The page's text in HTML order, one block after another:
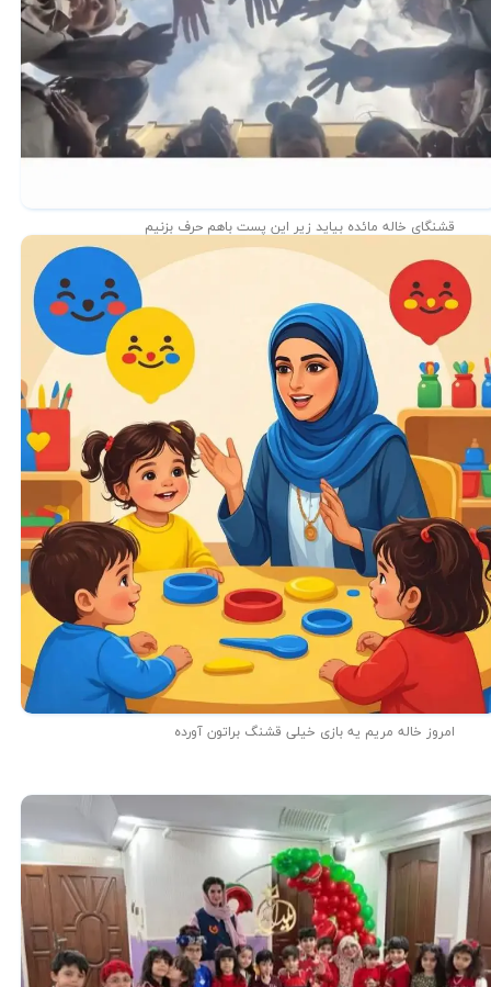
قشنگای خاله مائده بیاید زیر این پست باهم حرف بزنیم
امروز خاله مریم یه بازی خیلی قشنگ براتون آورده